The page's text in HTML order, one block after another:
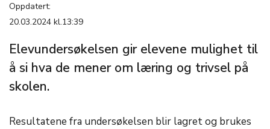
Oppdatert:
20.03.2024 kl.13:39
Elevundersøkelsen gir elevene mulighet til
å si hva de mener om læring og trivsel på
skolen.
Resultatene fra undersøkelsen blir lagret og brukes